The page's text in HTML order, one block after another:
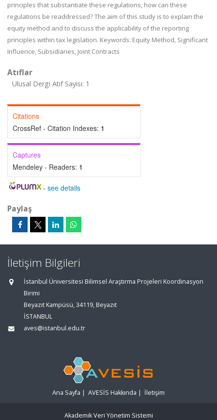
principles that substantiate these regulations, how can these
regulations be readdressed? The aim of this study is to explain the
equity method and to discuss the applicability of the reporting
principles within tax legislation. Keywords: Equity Method, Significant
Influence, Subsidiaries, Joint Contracts
Atıflar
Ulusal Dergi Atıf Sayısı: 1
Citations
CrossRef - Citation Indexes: 1
Captures
Mendeley - Readers: 1
- see details
Paylaş
İletişim Bilgileri
İstanbul Üniversitesi Bilimsel Araştırma Projeleri Koordinasyon
Birimi
Beyazıt Kampüsü, 34119, Beyazıt
İSTANBUL
aves@istanbul.edu.tr
Ana Sayfa | AVESİS Hakkında | İletişim
Akademik Veri Yönetim Sistemi